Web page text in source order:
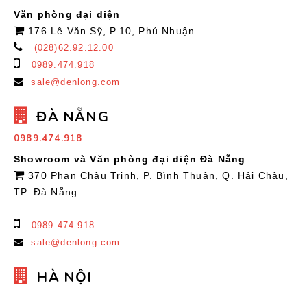
Văn phòng đại diện
176 Lê Văn Sỹ, P.10, Phú Nhuận
(028)62.92.12.00
0989.474.918
sale@denlong.com
ĐÀ NẴNG
0989.474.918
Showroom và Văn phòng đại diện Đà Nẵng
370 Phan Châu Trinh, P. Bình Thuận, Q. Hải Châu,
TP. Đà Nẵng
0989.474.918
sale@denlong.com
HÀ NỘI